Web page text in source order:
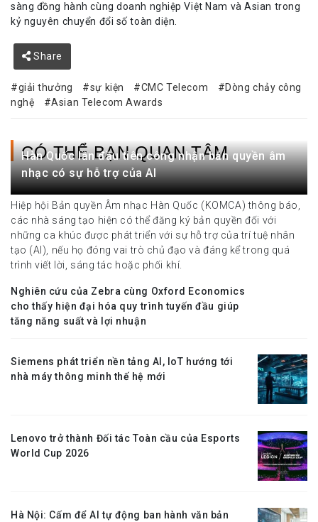
sàng đồng hành cùng doanh nghiệp Việt Nam và Asian trong
kỷ nguyên chuyển đổi số toàn diện.
Share
giải thưởng sự kiện CMC Telecom
Dòng chảy công
nghệ
Asian Telecom Awards
CÓ THỂ BẠN QUAN TÂM
Hàn Quốc lần đầu tiên công nhận bản quyền âm
nhạc có sự hỗ trợ của AI
Hiệp hội Bản quyền Âm nhạc Hàn Quốc (KOMCA) thông báo,
các nhà sáng tạo hiện có thể đăng ký bản quyền đối với
những ca khúc được phát triển với sự hỗ trợ của trí tuệ nhân
tạo (AI), nếu họ đóng vai trò chủ đạo và đáng kể trong quá
trình viết lời, sáng tác hoặc phối khí.
Nghiên cứu của Zebra cùng Oxford Economics
cho thấy hiện đại hóa quy trình tuyến đầu giúp
tăng năng suất và lợi nhuận
Siemens phát triển nền tảng AI, IoT hướng tới
nhà máy thông minh thế hệ mới
Lenovo trở thành Đối tác Toàn cầu của Esports
World Cup 2026
Hà Nội: Cấm để AI tự động ban hành văn bản